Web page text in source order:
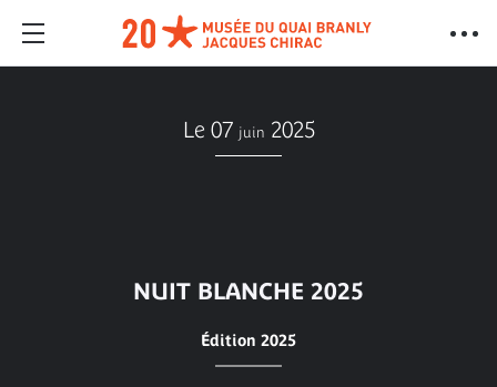
Le 07 juin 2025
NUIT BLANCHE 2025
Édition 2025